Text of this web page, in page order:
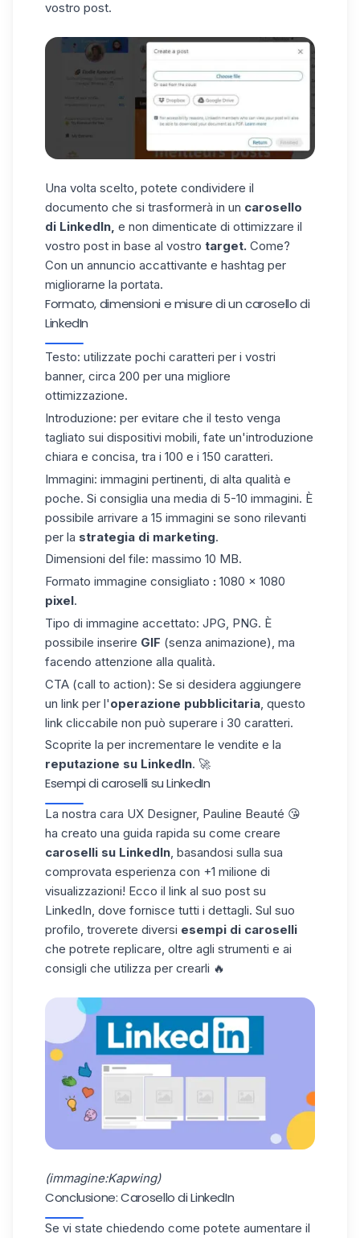
vostro post.
Una volta scelto, potete condividere il
documento che si trasformerà in un carosello
di LinkedIn, e non dimenticate di ottimizzare il
vostro post in base al vostro target. Come?
Con un annuncio accattivante e hashtag per
migliorarne la portata.
Formato, dimensioni e misure di un carosello di
LinkedIn
Testo: utilizzate pochi caratteri per i vostri
banner, circa 200 per una migliore
ottimizzazione.
Introduzione: per evitare che il testo venga
tagliato sui dispositivi mobili, fate un'introduzione
chiara e concisa, tra i 100 e i 150 caratteri.
Immagini: immagini pertinenti, di alta qualità e
poche. Si consiglia una media di 5-10 immagini. È
possibile arrivare a 15 immagini se sono rilevanti
per la strategia di marketing.
Dimensioni del file: massimo 10 MB.
Formato immagine consigliato : 1080 × 1080
pixel.
Tipo di immagine accettato: JPG, PNG. È
possibile inserire GIF (senza animazione), ma
facendo attenzione alla qualità.
CTA (call to action): Se si desidera aggiungere
un link per l'operazione pubblicitaria , questo
link cliccabile non può superare i 30 caratteri.
Scoprite la per incrementare le vendite e la
reputazione su LinkedIn. 🚀
Esempi di caroselli su LinkedIn
La nostra cara UX Designer, Pauline Beauté 😘
ha creato una guida rapida su come creare
caroselli su LinkedIn, basandosi sulla sua
comprovata esperienza con +1 milione di
visualizzazioni! Ecco il link al suo post su
LinkedIn, dove fornisce tutti i dettagli. Sul suo
profilo, troverete diversi esempi di caroselli
che potrete replicare, oltre agli strumenti e ai
consigli che utilizza per crearli 🔥
(immagine:Kapwing)
Conclusione: Carosello di LinkedIn
Se vi state chiedendo come potete aumentare il